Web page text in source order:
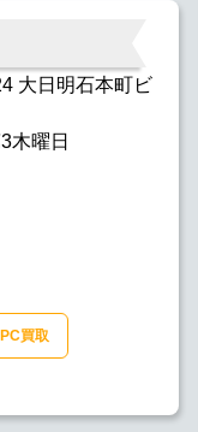
大日明石本町ビ
木曜日
PC買取